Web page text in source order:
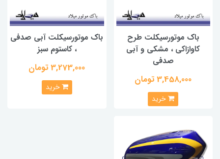
باک موتورسیکلت طرح
کاوازاکی ، مشکی و آبی
صدفی
3,458,000 تومان
خرید
باک موتورسیکلت آبی صدفی
، کاستوم سبز
3,273,000 تومان
خرید